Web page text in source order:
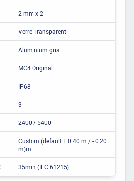
2 mm x 2
Verre Transparent
Aluminium gris
MC4 Original
IP68
3
2400 / 5400
Custom (default + 0.40 m / - 0.20
m)m
35mm (IEC 61215)